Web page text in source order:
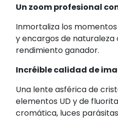
Un zoom profesional
Inmortaliza los
y encargos de
rendimiento ganador.
Incréible calidad de
Una lente asférica de
elementos UD y de
cromática, luces